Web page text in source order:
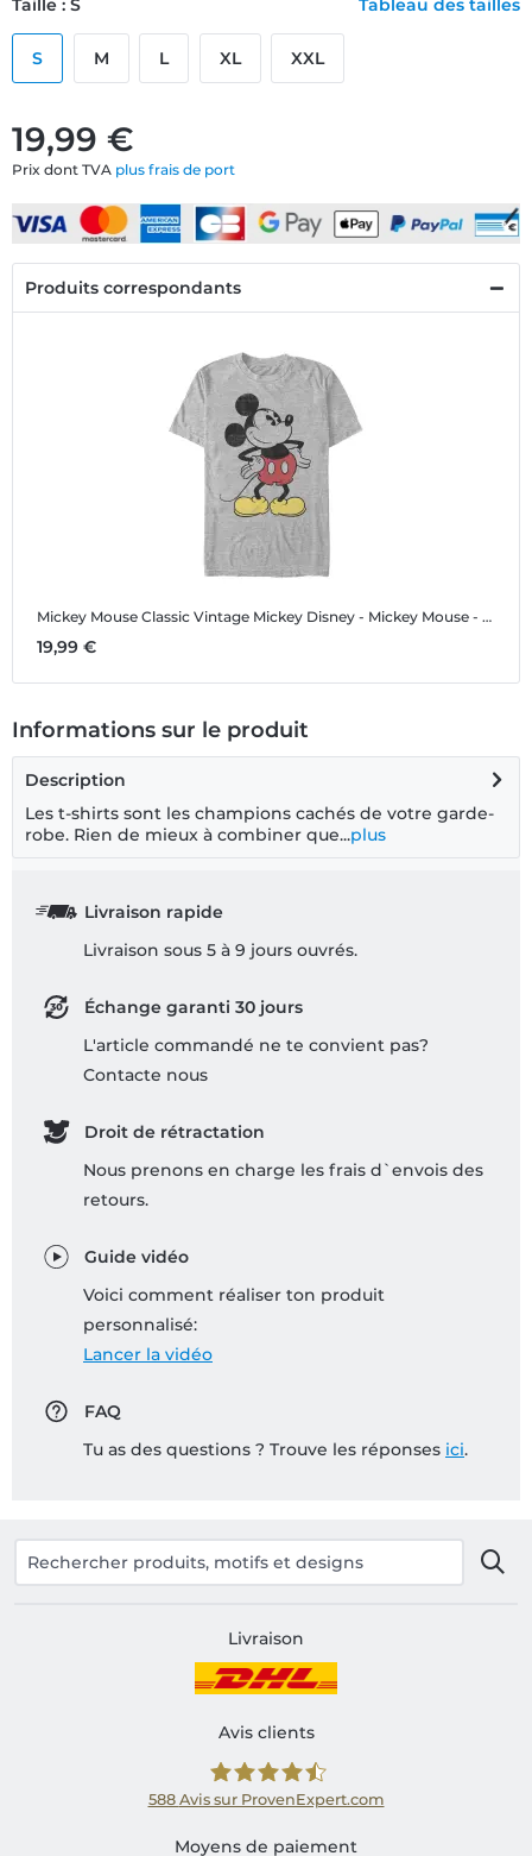
19,99 €
Prix dont TVA plus frais de port
S M L XL XXL
Produits correspondants
Mickey Mouse Classic Vintage Mickey Disney - Mickey Mouse - Mickey Mouse Classic Vintage Mickey - Homme T-shirt
19,99 €
Informations sur le produit
Description
Les t-shirts sont les champions cachés de votre garde-
robe. Rien de mieux à combiner que...plus
Livraison rapide
Livraison sous 5 à 9 jours ouvrés.
Échange garanti 30 jours
L'article commandé ne te convient pas?
Contacte nous
Droit de rétractation
Nous prenons en charge les frais d`envois des
retours.
Guide vidéo
Voici comment réaliser ton produit
personnalisé:
Lancer la vidéo
FAQ
Tu as des questions ? Trouve les réponses ici.
Livraison
Avis clients
Shirtinator FR
588 Avis sur ProvenExpert.com
Moyens de paiement